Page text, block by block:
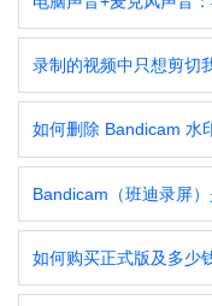
录制的视频中只想剪切
如何删除 Bandicam 水
Bandicam（班迪录屏
如何购买正式版及多少